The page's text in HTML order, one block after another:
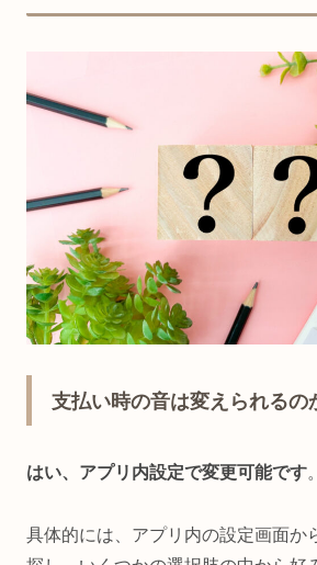
支払い時の音は変えられるの
はい、アプリ内設定で変更可能です。
具体的には、アプリ内の設定画面か